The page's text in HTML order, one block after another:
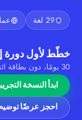
29 لغة
خطّط لأول دورة
30 يومًا، دون بطاقة ائتمان.
ابدأ النسخة
احجز عرضًا